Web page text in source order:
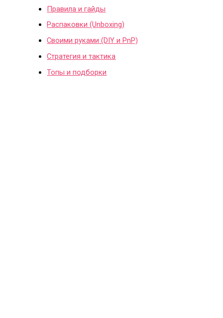
Правила и гайды
Распаковки (Unboxing)
Своими руками (DIY и PnP)
Стратегия и тактика
Топы и подборки